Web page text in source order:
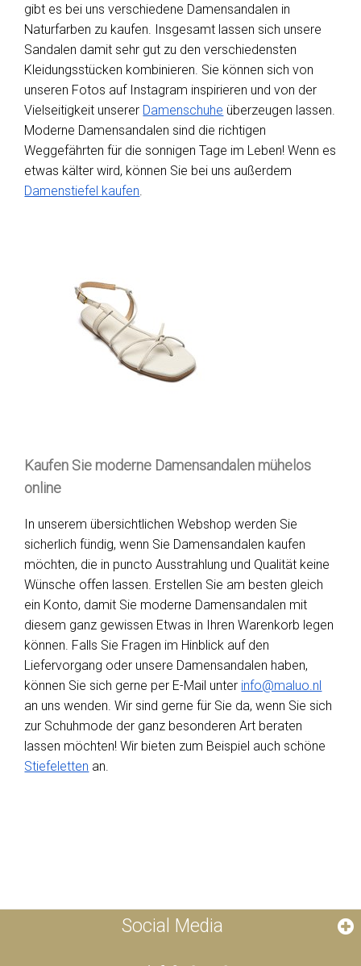
gibt es bei uns verschiedene Damensandalen in
Naturfarben zu kaufen. Insgesamt lassen sich unsere
Sandalen damit sehr gut zu den verschiedensten
Kleidungsstücken kombinieren. Sie können sich von
unseren Fotos auf Instagram inspirieren und von der
Vielseitigkeit unserer Damenschuhe überzeugen lassen.
Moderne Damensandalen sind die richtigen
Weggefährten für die sonnigen Tage im Leben! Wenn es
etwas kälter wird, können Sie bei uns außerdem
Damenstiefel kaufen.
Kaufen Sie moderne Damensandalen mühelos
online
In unserem übersichtlichen Webshop werden Sie
sicherlich fündig, wenn Sie Damensandalen kaufen
möchten, die in puncto Ausstrahlung und Qualität keine
Wünsche offen lassen. Erstellen Sie am besten gleich
ein Konto, damit Sie moderne Damensandalen mit
diesem ganz gewissen Etwas in Ihren Warenkorb legen
können. Falls Sie Fragen im Hinblick auf den
Liefervorgang oder unsere Damensandalen haben,
können Sie sich gerne per E-Mail unter info@maluo.nl
an uns wenden. Wir sind gerne für Sie da, wenn Sie sich
zur Schuhmode der ganz besonderen Art beraten
lassen möchten! Wir bieten zum Beispiel auch schöne
Stiefeletten an.
Social Media